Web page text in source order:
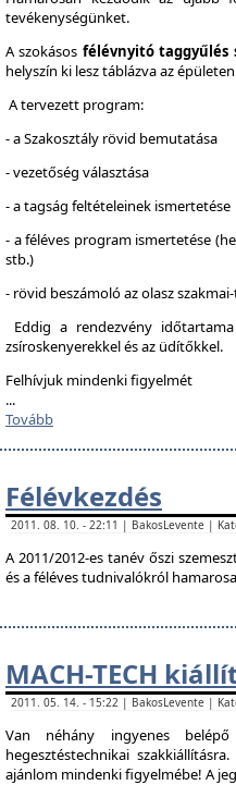
tevékenységünket.
A szokásos félévnyitó taggyűlés
helyszín ki lesz táblázva az
A tervezett program:
- a Szakosztály rövid bemutatása
- vezetőség választása
- a tagság feltételeinek ismertetése
- a féléves program ismertetése
stb.)
- rövid beszámoló az olasz
Eddig a rendezvény
zsíroskenyerekkel és az üdítőkkel.
Felhívjuk mindenki figyelmét
...
Tovább
Félévkezdés
2011. 08. 10. - 22:11 | BakosLevente |
A 2011/2012-es tanév őszi
és a féléves tudnivalókról
MACH-TECH
2011. 05. 14. - 15:22 | BakosLevente |
Van néhány ingyenes
hegesztéstechnikai
ajánlom mindenki figyelmébe! A